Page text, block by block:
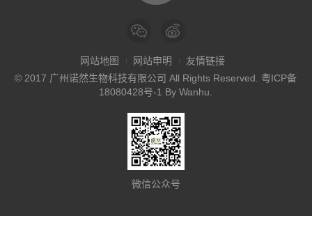
网站地图 网站申明
友情链接
© 2017 广州诺然生物科技有限公司 All Rights Reserved. 粤ICP备
18080428号-1 ByWanhu
微信公众号